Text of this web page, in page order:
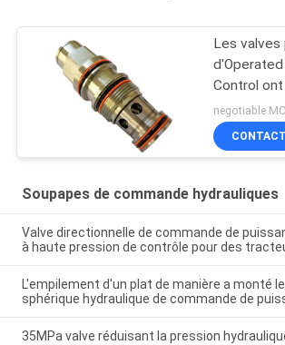
Les
Control
soupape
CONTACT
Soupapes de commande hydrauliques
Valve directionnelle de commande de
à haute pression de contrôle pour des
L'empilement d'un plat de manière a monté
sphérique hydraulique de commande de
35MPa valve réduisant la pression